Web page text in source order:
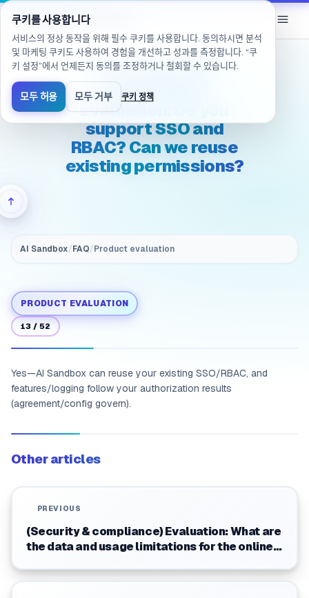
/ko/products/ai-sandbox/faq/
eGroupAI/AI Sandbox
(Governance &
auditability)
Evaluation: Do you
support SSO and
RBAC? Can we reuse
existing permissions?
AI Sandbox/FAQ/Product evaluation
PRODUCT EVALUATION
13 / 52
Yes—AI Sandbox can reuse your existing SSO/RBAC, and
features/logging follow your authorization results
(agreement/config govern).
Other articles
PREVIOUS
(Security & compliance) Evaluation: What are
the data and usage limitations for the online
쿠키를 사용합니다
서비스의 정상 동작을 위해 필수 쿠키를 사용합니다. 동의하시면 분석
및 마케팅 쿠키도 사용하여 경험을 개선하고 성과를 측정합니다. “쿠
키 설정”에서 언제든지 동의를 조정하거나 철회할 수 있습니다.
모두 허용 모두 거부 쿠키 정책